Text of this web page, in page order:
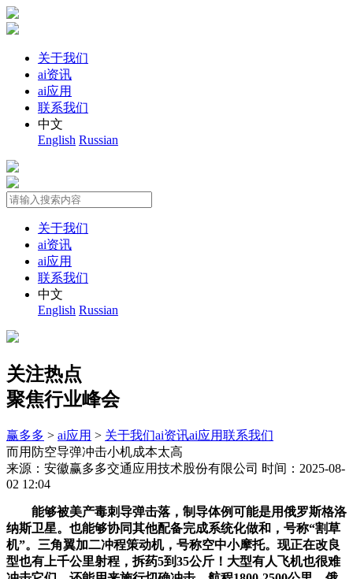
关于我们
ai资讯
ai应用
联系我们
中文
English Russian
关于我们
ai资讯
ai应用
联系我们
中文
English Russian
关注热点
聚焦行业峰会
赢多多 > ai应用 > 关于我们ai资讯ai应用联系我们
而用防空导弹冲击小机成本太高
来源：安徽赢多多交通应用技术股份有限公司 时间：2025-08-
02 12:04
能够被美产毒刺导弹击落，制导体例可能是用俄罗斯格洛
纳斯卫星。也能够协同其他配备完成系统化做和，号称“割草
机”。三角翼加二冲程策动机，号称空中小摩托。现正在改良
型也有上千公里射程，拆药5到35公斤！大型有人飞机也很难